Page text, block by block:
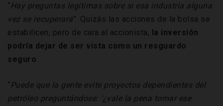
“ Hay preguntas legítimas sobre si esa industria alguna
vez se recuperará”. Quizás las acciones de la bolsa se
estabilicen, pero de cara al accionista, la inversión
podría dejar de ser vista como un resguardo
seguro.
“ Puede que la gente evite proyectos dependientes del
petróleo preguntándose: ‘¿vale la pena tomar ese